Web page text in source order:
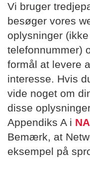
Vi bruger
besøger vores
oplysninger
telefonnummer)
formål at levere
interesse. Hvis
vide noget om
disse
Appendiks A i
Bemærk, at
eksempel på